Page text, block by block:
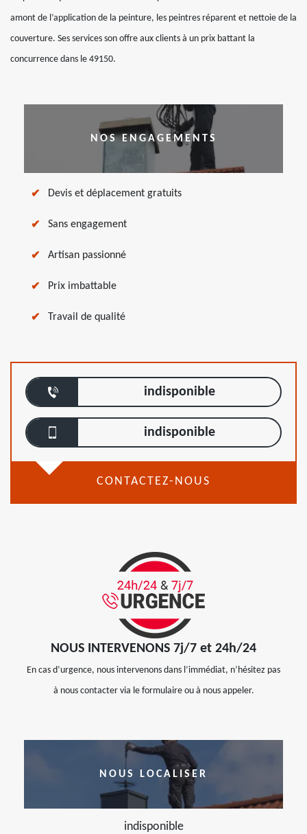
amont de l’application de la peinture, les peintres réparent et nettoie de la
couverture. Ses services son offre aux clients à un prix battant la
concurrence dans le 49150.
NOS ENGAGEMENTS
Devis et déplacement gratuits
Sans engagement
Artisan passionné
Prix imbattable
Travail de qualité
indisponible
indisponible
CONTACTEZ-NOUS
NOUS INTERVENONS 7j/7 et 24h/24
En cas d’urgence, nous intervenons dans l’immédiat, n’hésitez pas
à nous contacter via le formulaire ou à nous appeler.
NOUS LOCALISER
indisponible